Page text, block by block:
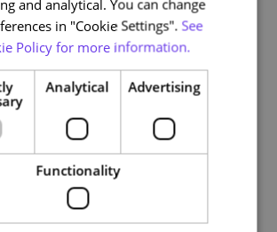
and analytical. You can change
in "Cookie Settings". See
Policy for more information.
Analytical Advertising
Functionality